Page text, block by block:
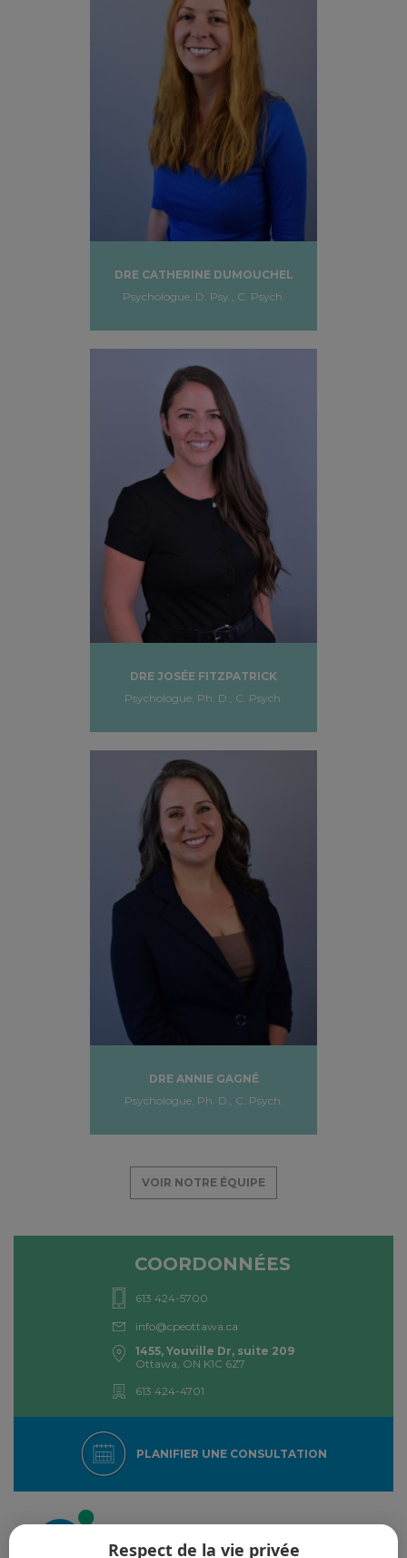
DRE CATHERINE DUMOUCHEL
Psychologue, D. Psy., C. Psych.
DRE JOSÉE FITZPATRICK
Psychologue, Ph. D., C. Psych.
DRE ANNIE GAGNÉ
Psychologue, Ph. D., C. Psych.
VOIR NOTRE ÉQUIPE
COORDONNÉES
613 424-5700
info@cpeottawa.ca
1455, Youville Dr, suite 209
Ottawa, ON K1C 6Z7
613 424-4701
PLANIFIER UNE CONSULTATION
Respect de la vie privée